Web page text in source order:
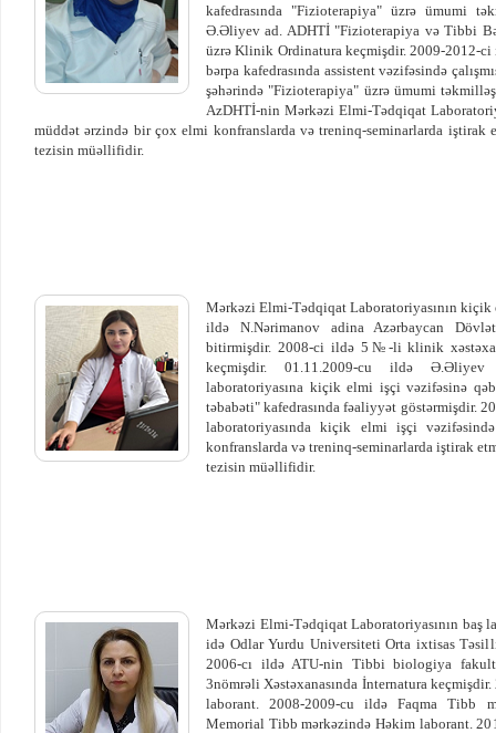
kafedrasında "Fizioterapiya" üzrə ümumi
Ə.Əliyev ad. ADHTİ "Fizioterapiya və Tibbi
üzrə Klinik Ordinatura keçmişdir. 2009-2012-
bərpa kafedrasında assistent vəzifəsində
şəhərində "Fizioterapiya" üzrə ümumi
AzDHTİ-nin Mərkəzi Elmi-Tədqiqat
müddət ərzində bir çox elmi konfranslarda və treninq-seminarlarda iştirak
tezisin müəllifidir.
Mərkəzi Elmi-Tədqiqat Laboratoriyasının
ildə N.Nərimanov adina Azərbaycan
bitirmişdir. 2008-ci ildə 5№-li klinik
keçmişdir. 01.11.2009-cu ildə
laboratoriyasına kiçik elmi işçi vəzifəsinə
təbabəti" kafedrasında fəaliyyət göstərmişdir.
laboratoriyasında kiçik elmi işçi
konfranslarda və treninq-seminarlarda iştirak
tezisin müəllifidir.
Mərkəzi Elmi-Tədqiqat Laboratoriyasının baş
idə Odlar Yurdu Universiteti Orta ixtisas
2006-cı ildə ATU-nin Tibbi biologiya
3nömrəli Xəstəxanasında İnternatura
laborant. 2008-2009-cu ildə Faqma Tibb
Memorial Tibb mərkəzində Həkim laborant.